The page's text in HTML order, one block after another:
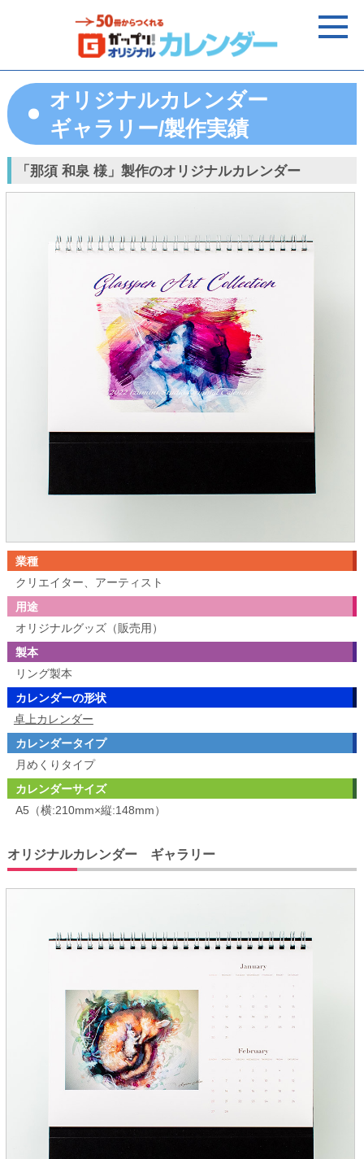
オリジナルカレンダー
ギャラリー/製作実績
「那須 和泉 様」製作のオリジナルカレンダー
業種
クリエイター、アーティスト
用途
オリジナルグッズ（販売用）
製本
リング製本
カレンダーの形状
卓上カレンダー
カレンダータイプ
月めくりタイプ
カレンダーサイズ
A5（横:210mm×縦:148mm）
オリジナルカレンダー ギャラリー